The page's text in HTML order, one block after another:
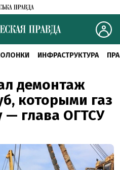
ИНФРАСТРУКТУРА
демонтаж
которыми газ
— глава ОГТСУ